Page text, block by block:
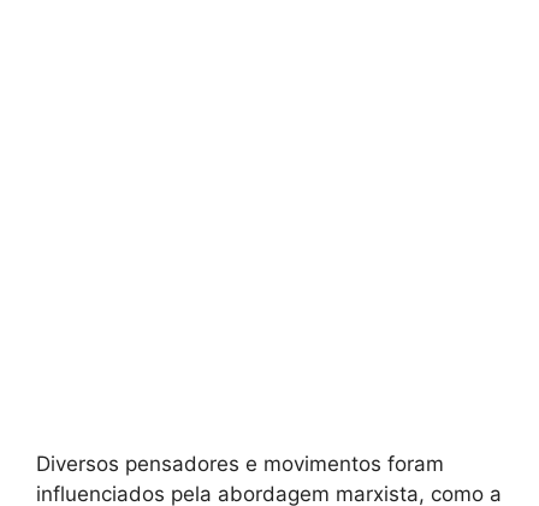
Diversos pensadores e movimentos foram
influenciados pela abordagem marxista, como a